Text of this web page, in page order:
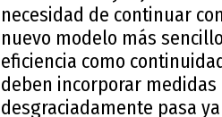
necesidad de continuar
nuevo modelo más
eficiencia como
deben incorporar
desgraciadamente pasa